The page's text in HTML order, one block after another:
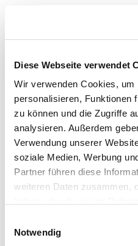
Diese Webseite verwendet
Wir verwenden Cookies, um
personalisieren, Funktionen
zu können und die Zugriffe
analysieren. Außerdem
Verwendung unserer
soziale Medien, Werbung
Partner führen diese
weiteren Daten zusammen,
Notwendig
Lausitz -
1. Medizinische
Rhythmologie,
Internal Medicine (AQ23)